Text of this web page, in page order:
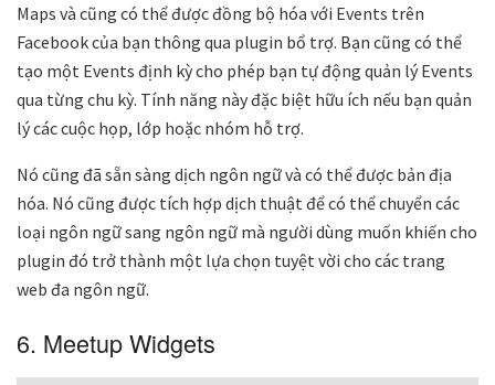
Maps và cũng có thể được đồng bộ hóa với Events trên
Facebook của bạn thông qua plugin bổ trợ. Bạn cũng có thể
tạo một Events định kỳ cho phép bạn tự động quản lý Events
qua từng chu kỳ. Tính năng này đặc biệt hữu ích nếu bạn quản
lý các cuộc họp, lớp hoặc nhóm hỗ trợ.
Nó cũng đã sẵn sàng dịch ngôn ngữ và có thể được bản địa
hóa. Nó cũng được tích hợp dịch thuật để có thể chuyển các
loại ngôn ngữ sang ngôn ngữ mà người dùng muốn khiến cho
plugin đó trở thành một lựa chọn tuyệt vời cho các trang
web đa ngôn ngữ.
6. Meetup Widgets